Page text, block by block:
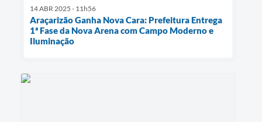
14 ABR 2025 - 11h56
Araçarizão Ganha Nova Cara: Prefeitura Entrega
1ª Fase da Nova Arena com Campo Moderno e
Iluminação